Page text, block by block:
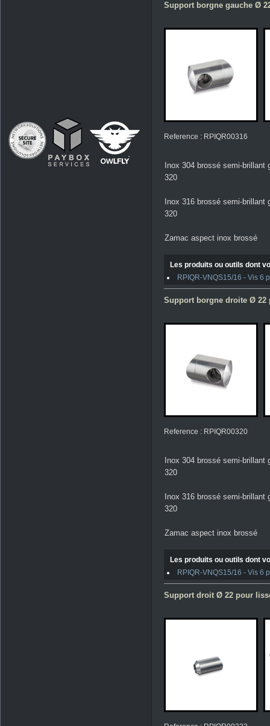
Support borgne gauche Ø
Reference : RPIQR00316
Inox 304 brossé semi-brillant
320
Inox 316 brossé semi-brillant
320
Zamac aspect inox brossé
Les produits ou outils dont
RPIQR-VNQS15/16 - Vis 6
Support borgne droite Ø
Reference : RPIQR00320
Inox 304 brossé semi-brillant
320
Inox 316 brossé semi-brillant
320
Zamac aspect inox brossé
Les produits ou outils dont
RPIQR-VNQS15/16 - Vis 6
Support droit Ø 22 pour